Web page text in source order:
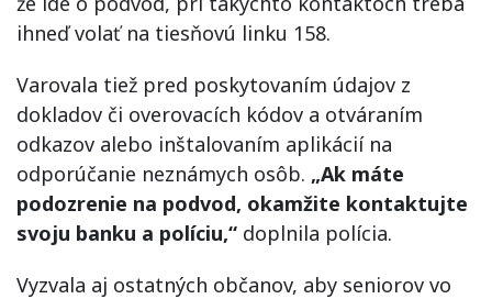
ihneď volať na tiesňovú linku 158.
Varovala tiež pred poskytovaním údajov z
dokladov či overovacích kódov a otváraním
odkazov alebo inštalovaním aplikácií na
odporúčanie neznámych osôb. „Ak máte
podozrenie na podvod, okamžite kontaktujte
svoju banku a políciu,“ doplnila polícia.
Vyzvala aj ostatných občanov, aby seniorov vo